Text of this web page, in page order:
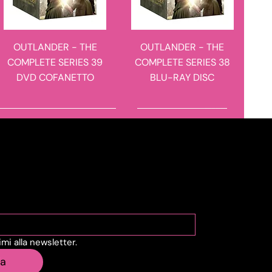
OUTLANDER - THE
COMPLETE SERIES 39
DVD COFANETTO
OUTLANDER - THE
COMPLETE SERIES 38
BLU-RAY DISC
novità in arrivo
LARS VON TRIER -
TRILOGIA EUROPEA 3
novità in arrivo
alla newsletter.